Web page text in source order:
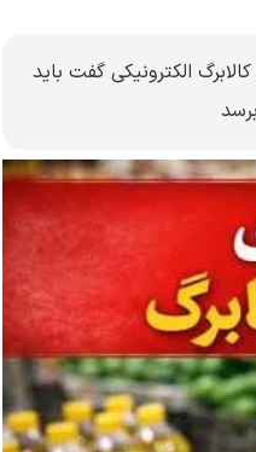
الکترونیکی گفت باید